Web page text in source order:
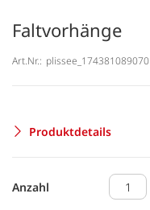
Faltvorhänge
Art.Nr.: plissee_174381089070
Produktdetails
Anzahl